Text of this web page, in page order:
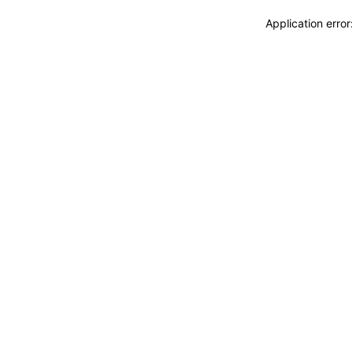
Application